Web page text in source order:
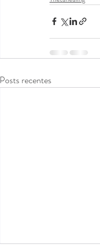
Posts recentes